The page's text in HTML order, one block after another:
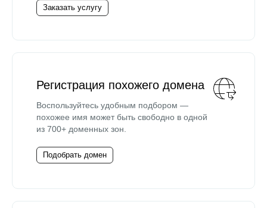
Заказать услугу
Регистрация похожего домена
Воспользуйтесь удобным подбором —
похожее имя может быть свободно в одной
из 700+ доменных зон.
Подобрать домен